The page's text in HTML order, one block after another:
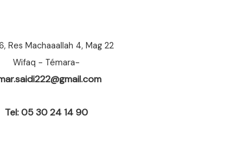
Res Machaaallah 4, Mag 22
Wifaq - Témara-
Tel: 05 30 24 14 90